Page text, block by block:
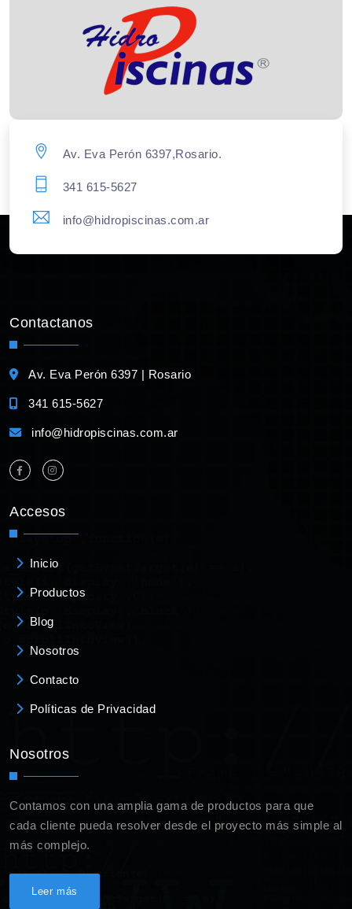
Av. Eva Perón 6397,Rosario.
341 615-5627
info@hidropiscinas.com.ar
Contactanos
Av. Eva Perón 6397 | Rosario
341 615-5627
info@hidropiscinas.com.ar
Accesos
Inicio
Productos
Blog
Nosotros
Contacto
Políticas de Privacidad
Nosotros
Contamos con una amplia gama de productos para que
cada cliente pueda resolver desde el proyecto más simple al
más complejo.
Leer más